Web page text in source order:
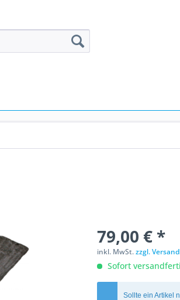
79,00 € *
inkl. MwSt.zzgl.
Sofort
Sollte ein Artikel